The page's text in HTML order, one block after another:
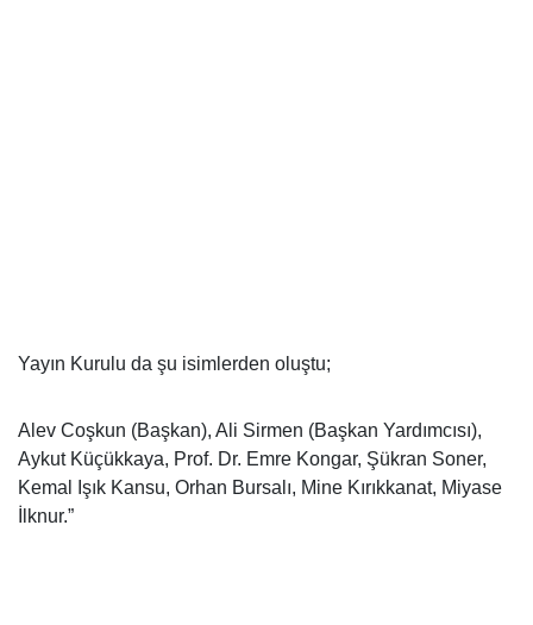
Yayın Kurulu da şu isimlerden oluştu;
Alev Coşkun (Başkan), Ali Sirmen (Başkan Yardımcısı),
Aykut Küçükkaya, Prof. Dr. Emre Kongar, Şükran Soner,
Kemal Işık Kansu, Orhan Bursalı, Mine Kırıkkanat, Miyase
İlknur.”